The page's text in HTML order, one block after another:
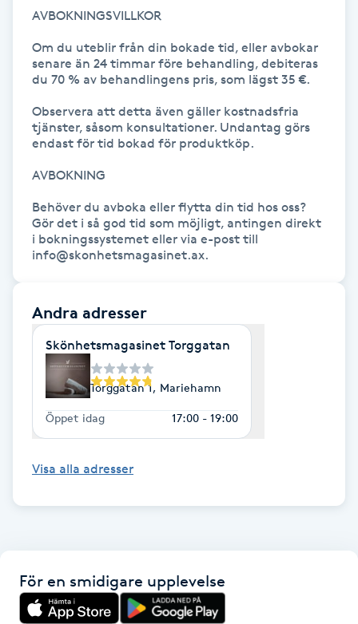
Klippning & Slingor
Klippning ungdom
Koppningsmassage
Kosmetisk tatuering
Kostrådgivning
Kroppsinpackning
Kroppspeeling
Käkledsbehandling
Kärlbehandling
Laserbehandling
LED-ljusterapi
AVBOKNINGSVILLKOR
Om du uteblir från din bokade tid, eller avbokar
senare än 24 timmar före behandling, debiteras
du 70 % av behandlingens pris, som lägst 35 €.
Observera att detta även gäller kostnadsfria
tjänster, såsom konsultationer. Undantag görs
endast för tid bokad för produktköp.
AVBOKNING
Behöver du avboka eller flytta din tid hos oss?
Gör det i så god tid som möjligt, antingen direkt
i bokningssystemet eller via e-post till
info@skonhetsmagasinet.ax.
Andra adresser
Skönhetsmagasinet Torggatan
Torggatan 1, Mariehamn
Öppet idag 17:00 - 19:00
Visa alla adresser
För en smidigare upplevelse